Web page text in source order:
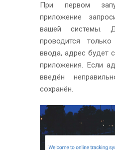
При первом
приложение
вашей системы.
проводится
ввода, адрес будет
приложения. Если
введён
сохранён.